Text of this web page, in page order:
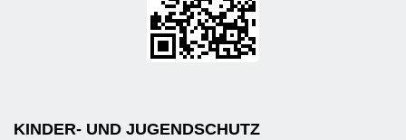
KINDER- UND JUGENDSCHUTZ